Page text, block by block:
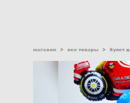
магазин > все товары > букет